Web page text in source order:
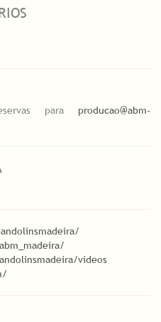
para producao@abm-
videos